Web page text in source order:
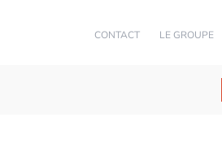
CONTACT LE GROUPE